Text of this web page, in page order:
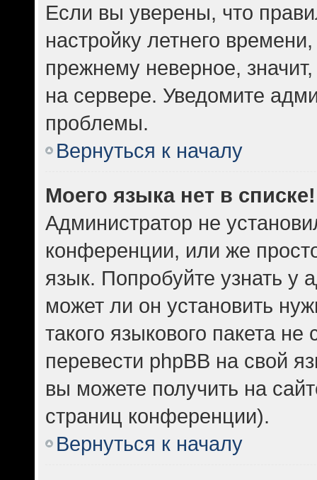
Если вы уверены, что
настройку летнего
прежнему неверное,
на сервере. Уведомите
проблемы.
Вернуться к началу
Моего языка нет в списке!
Администратор не
конференции, или же
язык. Попробуйте узнать у
может ли он установить
такого языкового пакета
перевести phpBB на свой
вы можете получить на
страниц конференции).
Вернуться к началу